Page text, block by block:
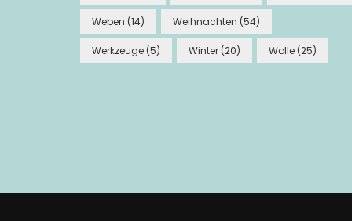
Weben (14) Weihnachten (54)
Werkzeuge (5) Winter (20) Wolle (25)